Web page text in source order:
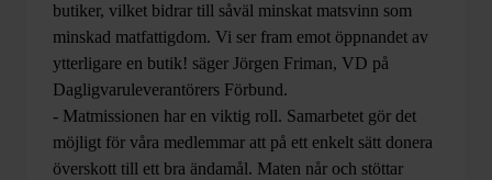
butiker, vilket bidrar till såväl minskat matsvinn som
minskad matfattigdom. Vi ser fram emot öppnandet av
ytterligare en butik! säger Jörgen Friman, VD på
Dagligvaruleverantörers Förbund.
- Matmissionen har en viktig roll. Samarbetet gör det
möjligt för våra medlemmar att på ett enkelt sätt donera
överskott till ett bra ändamål. Maten når och stöttar